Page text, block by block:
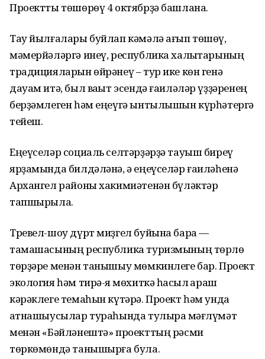
Проектты төшөрөү 4 октябрҙә башлана.
Тау йылғалары буйлап кәмәлә ағып төшөү,
мәмерйәләргә инеү, республика халыҡтарының
традицияларын өйрәнеү – тур ике көн генә
дауам итә, был ваҡыт эсендә ғаиләләр үҙҙәренең
берҙәмлеген һәм еңеүгә ынтылышын күрһәтергә
тейеш.
Еңеүселәр социаль селтәрҙәрҙә тауыш биреү
ярҙамында билдәләнә, ә еңеүселәр ғаиләһенә
Архангел районы хакимиәтенән бүләктәр
тапшырыла.
Тревел-шоу дүрт миҙгел буйына бара —
тамашасының республика туризмының төрлө
төрҙәре менән танышыу мөмкинлеге бар. Проект
экология һәм тирә-яҡ мөхиткә һаҡсыл ҡараш
кәрәклеге темаһын күтәрә. Проект һәм унда
ҡатнашыусылар тураһында тулыраҡ мәғлүмәт
менән «Бәйләнештә» проекттың рәсми
төркөмөндә танышырға була.